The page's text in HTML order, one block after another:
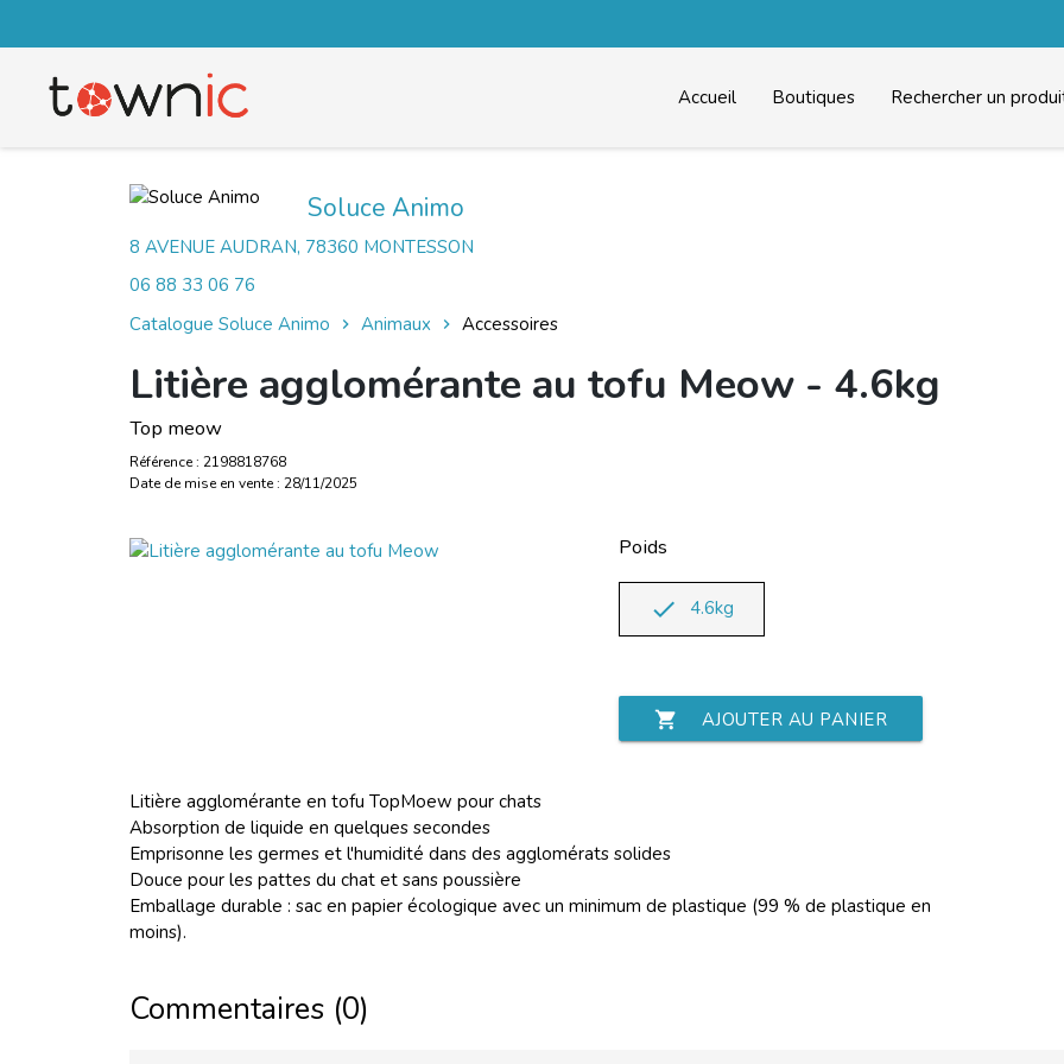
Accueil Boutiques Rechercher un
Soluce Animo
8 AVENUE AUDRAN, 78360 MONTESSON
06 88 33 06 76
Catalogue Soluce Animo
Animaux Accessoires
Litière agglomérante au tofu Meow - 4.6kg
Top meow
Référence : 2198818768
Date de mise en vente : 28/11/2025
Poids
done 4.6kg
shopping_cart AJOUTER AU PANIER
Litière agglomérante en tofu TopMoew pour chats
Absorption de liquide en quelques secondes
Emprisonne les germes et l'humidité dans des agglomérats solides
Douce pour les pattes du chat et sans poussière
Emballage durable : sac en papier écologique avec un minimum de plastique (99 % de plastique en
moins).
Commentaires (0)